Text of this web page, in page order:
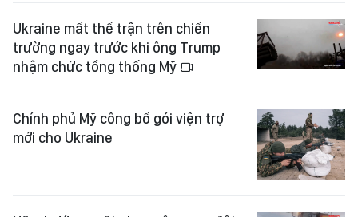
Ukraine mất thế trận trên chiến
trường ngay trước khi ông Trump
nhậm chức tổng thống Mỹ
Chính phủ Mỹ công bố gói viện trợ
mới cho Ukraine